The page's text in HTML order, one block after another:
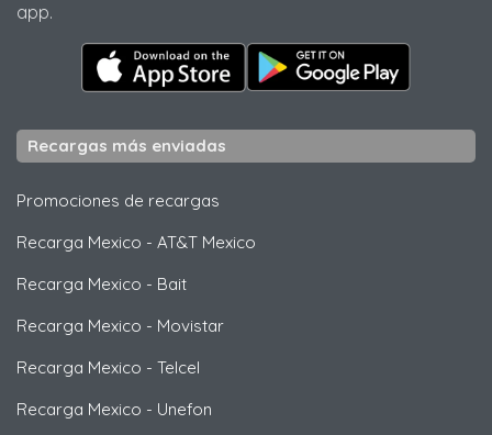
app.
Recargas más enviadas
Promociones de recargas
Recarga Mexico - AT&T Mexico
Recarga Mexico - Bait
Recarga Mexico - Movistar
Recarga Mexico - Telcel
Recarga Mexico - Unefon